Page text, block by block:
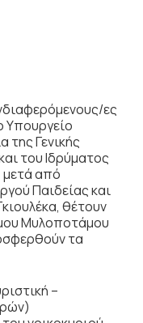
ες
Υπουργείο
της Γενικής
του Ιδρύματος
μετά από
Παιδείας και
θέτουν
Μυλοποτάμου
τα
–